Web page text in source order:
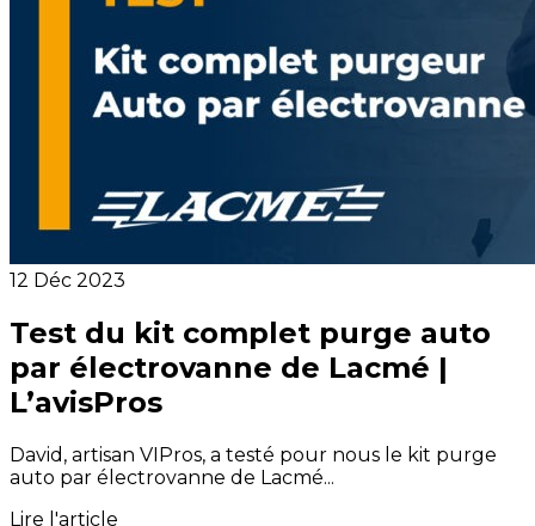
12 Déc 2023
Test du kit complet purge auto
par électrovanne de Lacmé |
L’avisPros
David, artisan VIPros, a testé pour nous le kit purge
auto par électrovanne de Lacmé...
Lire l'article